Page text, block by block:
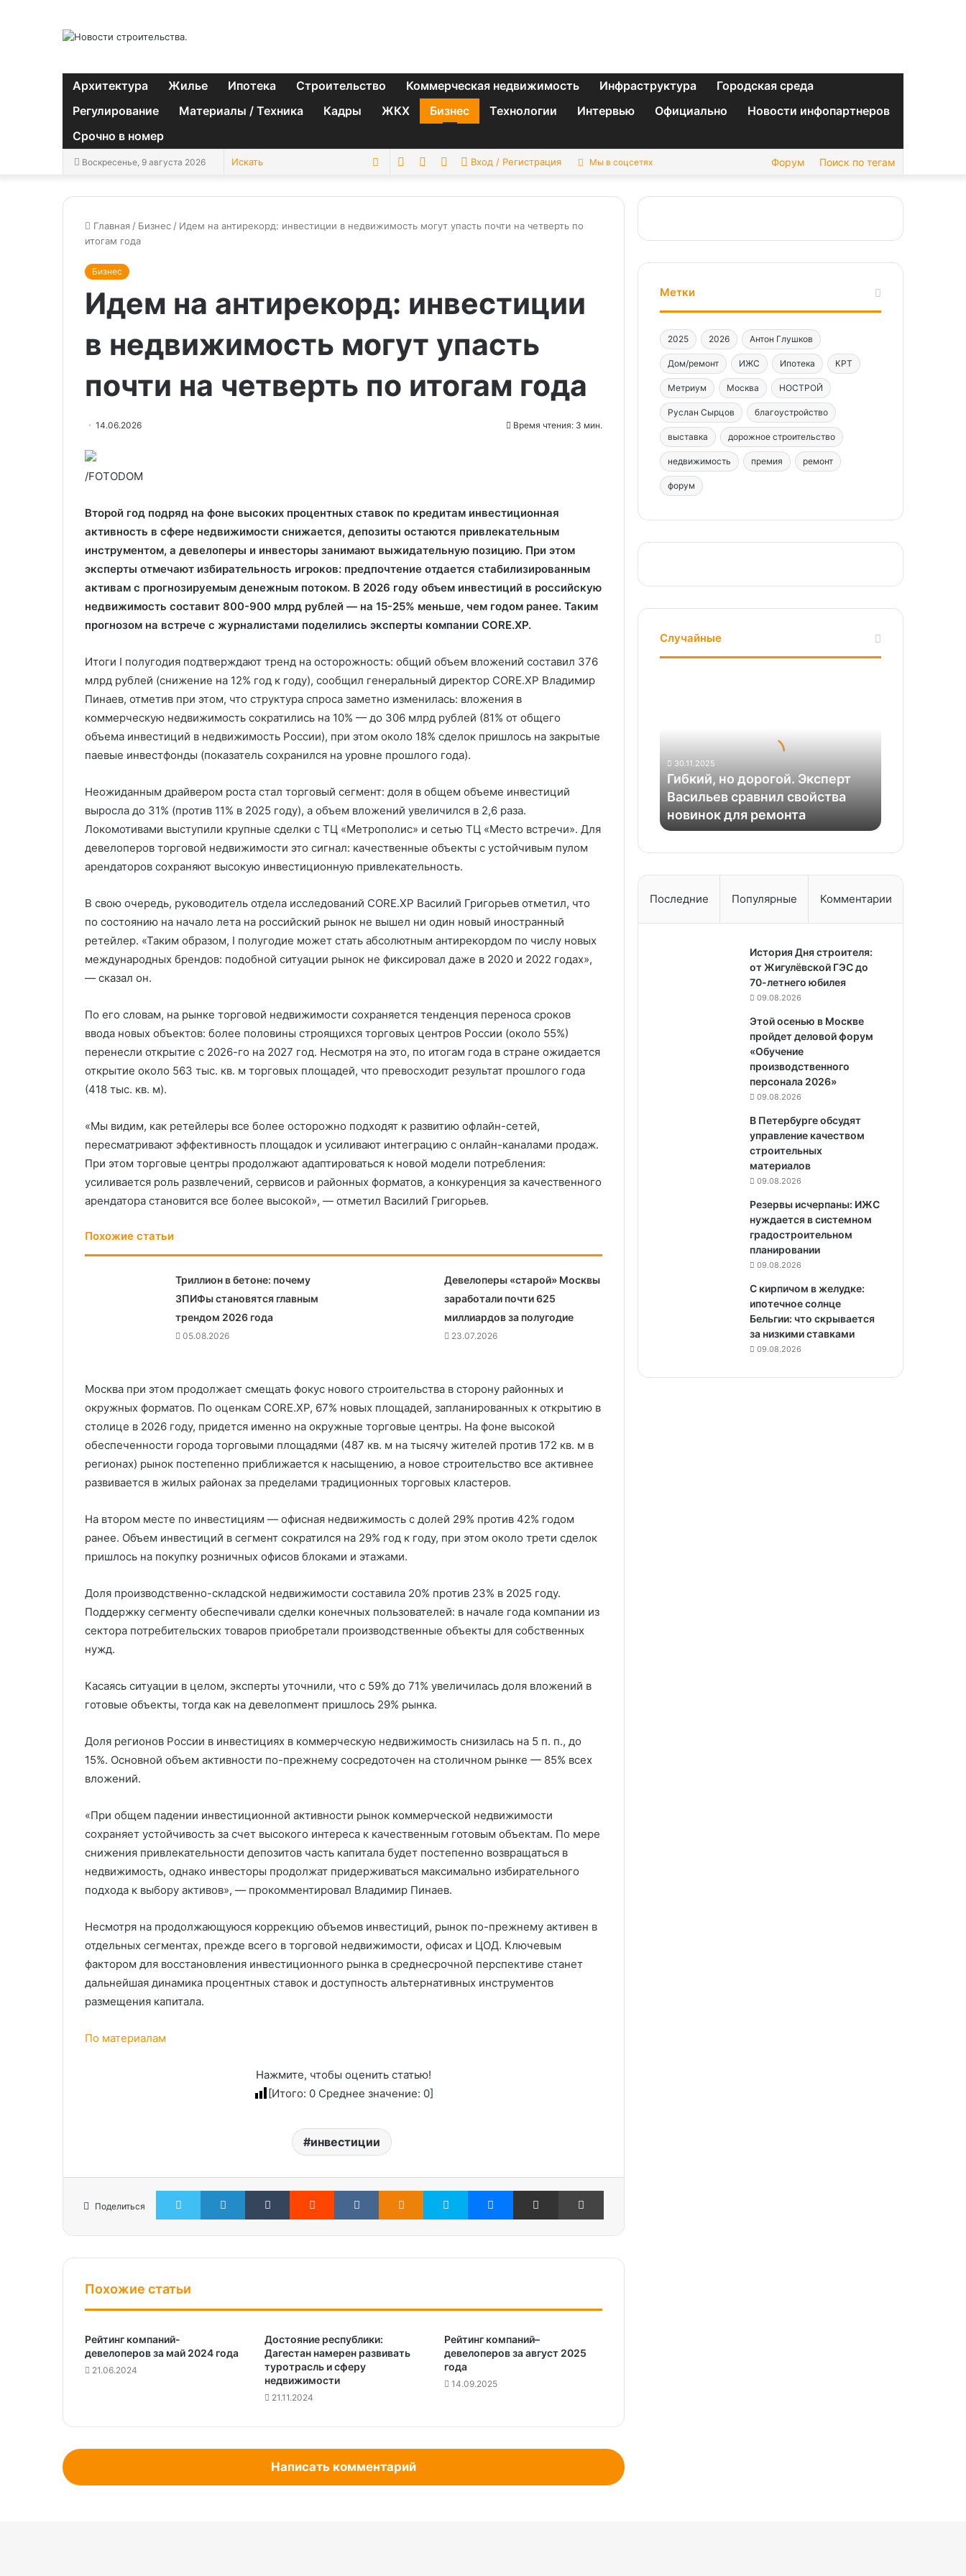
Архитектура Жилье Ипотека Строительство Коммерческая недвижимость Инфраструктура
Городская среда
Регулирование
Материалы / Техника Кадры ЖКХ Бизнес Технологии Интервью Официально
Новости инфопартнеров
Срочно в номер
Воскресенье, 9 августа 2026 Искать SwitchSidebarСлучайная
Вход / Регистрация Мы в соцсетях Форум Поиск по тегам
Главная / Бизнес / Идем на антирекорд: инвестиции в недвижимость могут упасть почти на четверть по
итогам года
Бизнес
Идем на антирекорд: инвестиции
в недвижимость могут упасть
почти на четверть по итогам года
14.06.2026 Время чтения: 3 мин.
/FOTODOM
Второй год подряд на фоне высоких процентных ставок по кредитам инвестиционная
активность в сфере недвижимости снижается, депозиты остаются привлекательным
инструментом, а девелоперы и инвесторы занимают выжидательную позицию. При этом
эксперты отмечают избирательность игроков: предпочтение отдается стабилизированным
активам с прогнозируемым денежным потоком. В 2026 году объем инвестиций в российскую
недвижимость составит 800-900 млрд рублей — на 15-25% меньше, чем годом ранее. Таким
прогнозом на встрече с журналистами поделились эксперты компании CORE.XP.
Итоги I полугодия подтверждают тренд на осторожность: общий объем вложений составил 376
млрд рублей (снижение на 12% год к году), сообщил генеральный директор CORE.XP Владимир
Пинаев, отметив при этом, что структура спроса заметно изменилась: вложения в
коммерческую недвижимость сократились на 10% — до 306 млрд рублей (81% от общего
объема инвестиций в недвижимость России), при этом около 18% сделок пришлось на закрытые
паевые инвестфонды (показатель сохранился на уровне прошлого года).
Неожиданным драйвером роста стал торговый сегмент: доля в общем объеме инвестиций
выросла до 31% (против 11% в 2025 году), а объем вложений увеличился в 2,6 раза.
Локомотивами выступили крупные сделки с ТЦ «Метрополис» и сетью ТЦ «Место встречи». Для
девелоперов торговой недвижимости это сигнал: качественные объекты с устойчивым пулом
арендаторов сохраняют высокую инвестиционную привлекательность.
В свою очередь, руководитель отдела исследований CORE.XP Василий Григорьев отметил, что
по состоянию на начало лета на российский рынок не вышел ни один новый иностранный
ретейлер. «Таким образом, I полугодие может стать абсолютным антирекордом по числу новых
международных брендов: подобной ситуации рынок не фиксировал даже в 2020 и 2022 годах»,
— сказал он.
По его словам, на рынке торговой недвижимости сохраняется тенденция переноса сроков
ввода новых объектов: более половины строящихся торговых центров России (около 55%)
перенесли открытие с 2026-го на 2027 год. Несмотря на это, по итогам года в стране ожидается
открытие около 563 тыс. кв. м торговых площадей, что превосходит результат прошлого года
(418 тыс. кв. м).
«Мы видим, как ретейлеры все более осторожно подходят к развитию офлайн-сетей,
пересматривают эффективность площадок и усиливают интеграцию с онлайн-каналами продаж.
При этом торговые центры продолжают адаптироваться к новой модели потребления:
усиливается роль развлечений, сервисов и районных форматов, а конкуренция за качественного
арендатора становится все более высокой», — отметил Василий Григорьев.
Похожие статьи
Триллион в бетоне: почему
ЗПИФы становятся главным
трендом 2026 года
05.08.2026
Девелоперы «старой» Москвы
заработали почти 625
миллиардов за полугодие
23.07.2026
Москва при этом продолжает смещать фокус нового строительства в сторону районных и
окружных форматов. По оценкам CORE.XP, 67% новых площадей, запланированных к открытию в
столице в 2026 году, придется именно на окружные торговые центры. На фоне высокой
обеспеченности города торговыми площадями (487 кв. м на тысячу жителей против 172 кв. м в
регионах) рынок постепенно приближается к насыщению, а новое строительство все активнее
развивается в жилых районах за пределами традиционных торговых кластеров.
На втором месте по инвестициям — офисная недвижимость с долей 29% против 42% годом
ранее. Объем инвестиций в сегмент сократился на 29% год к году, при этом около трети сделок
пришлось на покупку розничных офисов блоками и этажами.
Доля производственно-складской недвижимости составила 20% против 23% в 2025 году.
Поддержку сегменту обеспечивали сделки конечных пользователей: в начале года компании из
сектора потребительских товаров приобретали производственные объекты для собственных
нужд.
Касаясь ситуации в целом, эксперты уточнили, что с 59% до 71% увеличилась доля вложений в
готовые объекты, тогда как на девелопмент пришлось 29% рынка.
Доля регионов России в инвестициях в коммерческую недвижимость снизилась на 5 п. п., до
15%. Основной объем активности по-прежнему сосредоточен на столичном рынке — 85% всех
вложений.
«При общем падении инвестиционной активности рынок коммерческой недвижимости
сохраняет устойчивость за счет высокого интереса к качественным готовым объектам. По мере
снижения привлекательности депозитов часть капитала будет постепенно возвращаться в
недвижимость, однако инвесторы продолжат придерживаться максимально избирательного
подхода к выбору активов», — прокомментировал Владимир Пинаев.
Несмотря на продолжающуюся коррекцию объемов инвестиций, рынок по-прежнему активен в
отдельных сегментах, прежде всего в торговой недвижимости, офисах и ЦОД. Ключевым
фактором для восстановления инвестиционного рынка в среднесрочной перспективе станет
дальнейшая динамика процентных ставок и доступность альтернативных инструментов
размещения капитала.
По материалам
Нажмите, чтобы оценить статью!
[Итого: 0 Среднее значение: 0]
инвестиции
Поделиться
Twitter LinkedIn Tumblr Reddit ВконтактеОдноклассники
Skype MessengerПоделиться через электронную почту Печатать
Похожие статьи
Рейтинг компаний-
девелоперов за май 2024 года
21.06.2024
Достояние республики:
Дагестан намерен развивать
туротрасль и сферу
недвижимости
21.11.2024
Рейтинг компаний–
девелоперов за август 2025
года
14.09.2025
Написать комментарий
Метки
2025 2026 Антон Глушков
Дом/ремонт ИЖС Ипотека КРТ
Метриум Москва НОСТРОЙ
Руслан Сырцов благоустройство
выставка дорожное строительство
недвижимость премия ремонт
форум
Случайные
свойства
новинок
для
ремонта
30.11.2025
Гибкий, но дорогой. Эксперт
Васильев сравнил свойства
новинок для ремонта
Последние Популярные Комментарии
История Дня строителя:
от Жигулёвской ГЭС до
70-летнего юбилея
09.08.2026
Этой осенью в Москве
пройдет деловой форум
«Обучение
производственного
персонала 2026»
09.08.2026
В Петербурге обсудят
управление качеством
строительных
материалов
09.08.2026
Резервы исчерпаны: ИЖС
нуждается в системном
градостроительном
планировании
09.08.2026
С кирпичом в желудке:
ипотечное солнце
Бельгии: что скрывается
за низкими ставками
09.08.2026